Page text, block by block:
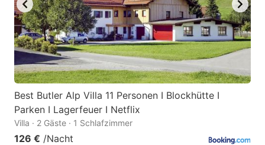
Best Butler Alp Villa 11 Personen I Blockhütte I
Parken I Lagerfeuer I Netflix
Villa · 2 Gäste · 1 Schlafzimmer
126 € /Nacht